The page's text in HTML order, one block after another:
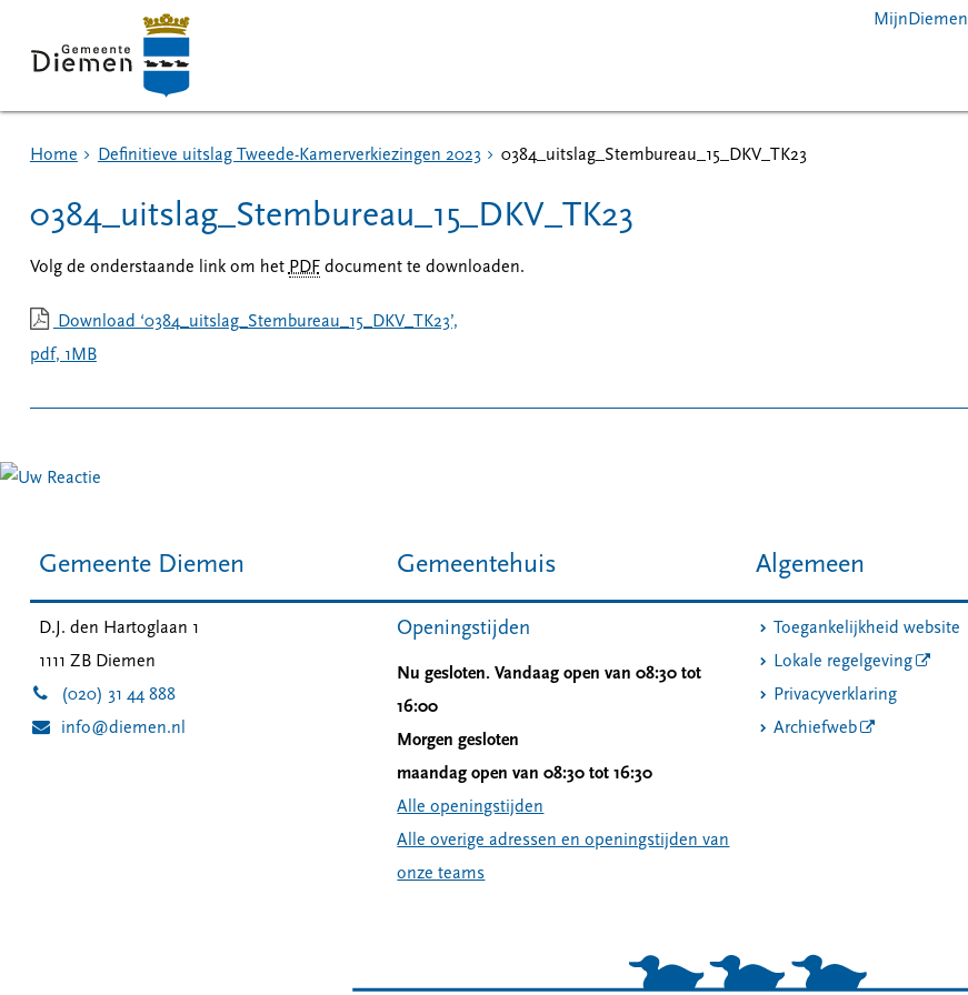
MijnDiemen
Home Definitieve uitslag Tweede-Kamerverkiezingen 2023 0384_uitslag_Stembureau_15_DKV_TK23
0384_uitslag_Stembureau_15_DKV_TK23
Volg de onderstaande link om het PDF document te downloaden.
Download ‘0384_uitslag_Stembureau_15_DKV_TK23’,
pdf, 1MB
Gemeente Diemen
D.J. den Hartoglaan 1
1111 ZB Diemen
(020) 31 44 888
info@diemen.nl
Gemeentehuis
Openingstijden
Nu gesloten. Vandaag open van 08:30 tot
16:00
Morgen gesloten
maandag open van 08:30 tot 16:30
Alle openingstijden
Alle overige adressen en openingstijden van
onze teams
Algemeen
Toegankelijkheid website
Lokale regelgeving
Privacyverklaring
Archiefweb